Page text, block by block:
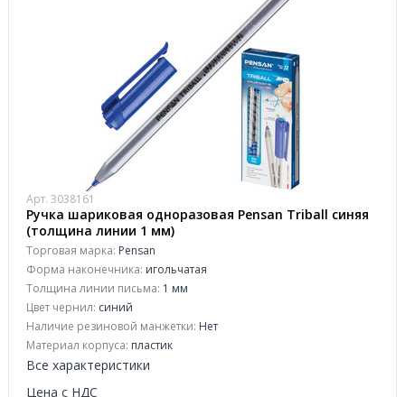
Арт. 3038161
Ручка шариковая одноразовая Pensan Triball синяя
(толщина линии 1 мм)
Торговая марка: Pensan
Форма наконечника: игольчатая
Толщина линии письма: 1 мм
Цвет чернил: синий
Наличие резиновой манжетки: Нет
Материал корпуса: пластик
Все характеристики
Цена с НДС